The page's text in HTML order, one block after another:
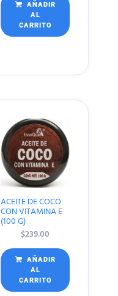
AÑADIR
AL
CARRITO
ACEITE DE COCO
CON VITAMINA E
(100 G)
$239.00
AÑADIR
AL
CARRITO